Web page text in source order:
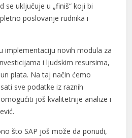
se uključuje u „finiš“ koji bi
poslovanje rudnika i
implementaciju novih modula za
i ljudskim resursima,
plata. Na taj način ćemo
sve podatke iz raznih
još kvalitetnije analize i
što SAP još može da ponudi,